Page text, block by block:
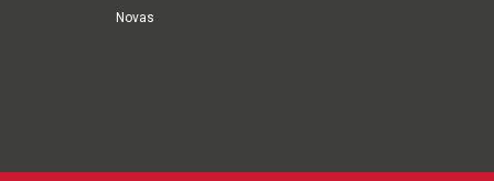
Novas